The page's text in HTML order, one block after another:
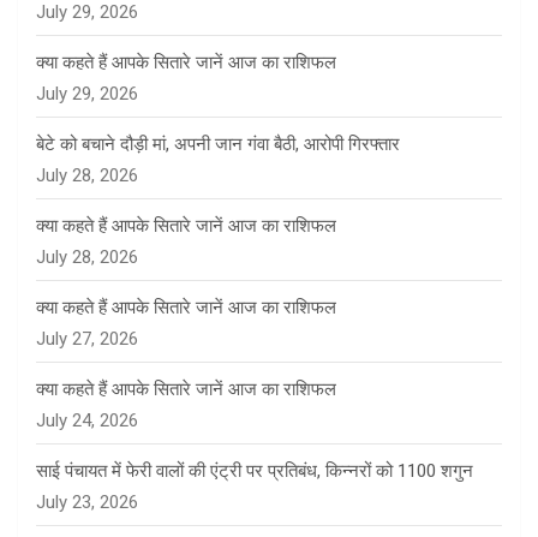
July 29, 2026
क्या कहते हैं आपके सितारे जानें आज का राशिफल
July 29, 2026
बेटे को बचाने दौड़ी मां, अपनी जान गंवा बैठी, आरोपी गिरफ्तार
July 28, 2026
क्या कहते हैं आपके सितारे जानें आज का राशिफल
July 28, 2026
क्या कहते हैं आपके सितारे जानें आज का राशिफल
July 27, 2026
क्या कहते हैं आपके सितारे जानें आज का राशिफल
July 24, 2026
साई पंचायत में फेरी वालों की एंट्री पर प्रतिबंध, किन्नरों को 1100 शगुन
July 23, 2026